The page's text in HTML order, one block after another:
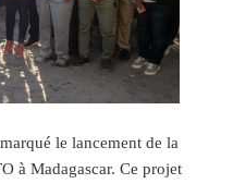
le lancement de la
à Madagascar. Ce projet